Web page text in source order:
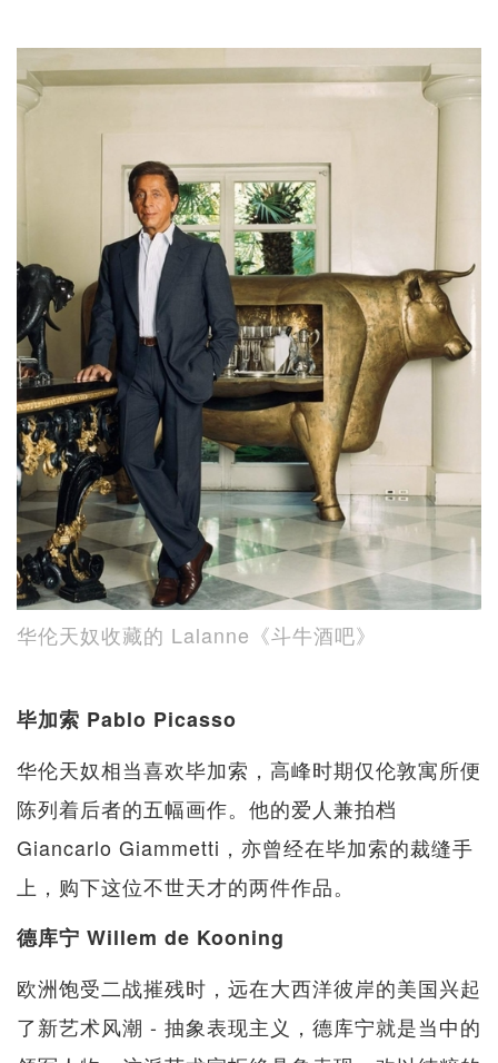
华伦天奴收藏的 Lalanne《斗牛酒吧》
毕加索 Pablo Picasso
华伦天奴相当喜欢毕加索，高峰时期仅伦敦寓所便
陈列着后者的五幅画作。他的爱人兼拍档
Giancarlo Giammetti，亦曾经在毕加索的裁缝手
上，购下这位不世天才的两件作品。
德库宁 Willem de Kooning
欧洲饱受二战摧残时，远在大西洋彼岸的美国兴起
了新艺术风潮 - 抽象表现主义，德库宁就是当中的